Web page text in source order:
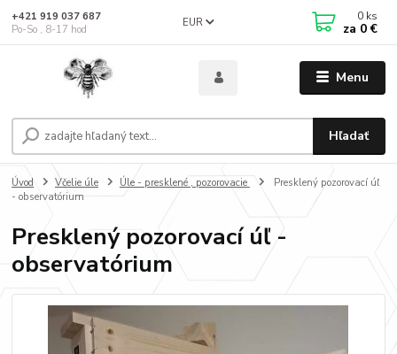
Menu
EUR
Hľadať
+421 919 037 687
Po-So , 8-17 hod
0 ks
za 0 €
Úvod Včelie úle Úle - presklené , pozorovacie
Presklený pozorovací úľ
- observatórium
Presklený pozorovací úľ -
observatórium